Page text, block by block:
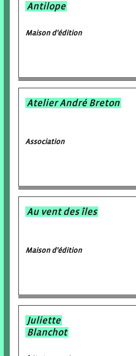
Antilope
Maison d'édition
Atelier André Breton
Association
Au vent des îles
Maison d'édition
Juliette
Blanchot